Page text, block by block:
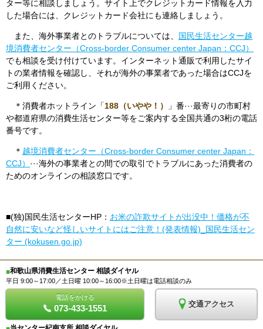
ター等に相談しましょう。サイト上でクレジットカード情報を入力
した場合には、クレジットカード会社にも連絡しましょう。
また、海外事業者とのトラブルについては、 国民生活センター越
境消費者センター（Cross-border Consumer center Japan：CCJ）
でも相談を受け付けています。インターネット通販で利用したサイ
トの業者情報を確認し、それが海外の事業者であった場合はCCJを
ご利用ください。
＊消費者ホットライン「188（いやや！）
」番···最寄りの市町村
や都道府県の消費生活センター等をご案内する全国共通の3桁の電話
番号です。
＊ 越境消費者センター（Cross-border Consumer center Japan：
CCJ） ···海外の事業者との間での取引でトラブルにあった消費者の
ためのオンラインの相談窓口です。
■(独)国民生活センターHP： お米の詐欺サイトが出没中！価格が不
自然に安いなど怪しいサイトにはご注意！ (発表情報)_国民生活セン
ター (kokusen.go.jp)
■和歌山県消費生活センター 相談ダイヤル
平日 9:00～17:00／土日曜 10:00～16:00※土日曜は電話相談のみ
電話をかける
073-433-1551 交通アクセス